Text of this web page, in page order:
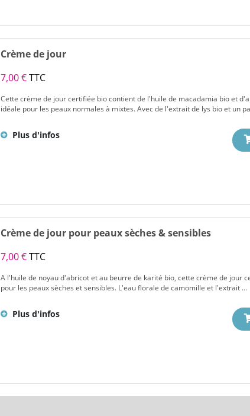
Crème de jour
7,00 €TTC
Cette crème de jour certifiée bio contient de l'huile de macadamia bio et
idéale pour les peaux normales à mixtes. Avec de l'extrait de lys bio et un
Plus d'infos
Crème de jour pour peaux sèches & sensibles
7,00 €TTC
A l'huile de noyau d'abricot et au beurre de karité bio, cette crème de jour
pour les peaux sèches et sensibles. L'eau florale de camomille et l'extrait ...
Plus d'infos